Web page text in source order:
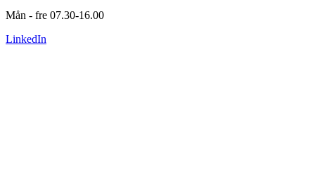
Mån - fre 07.30-16.00
LinkedIn